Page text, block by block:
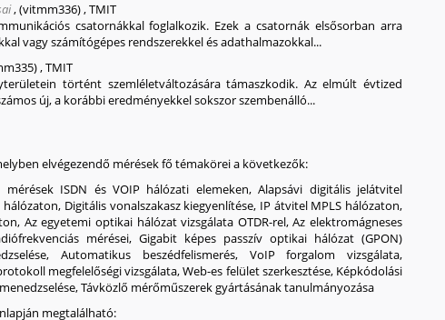
,(vitmm336),TMIT
csatornákkal foglalkozik. Ezek a csatornák elsősorban arra
vagy számítógépes rendszerekkel és adathalmazokkal...
,TMIT
történt szemléletváltozására támaszkodik. Az elmúlt évtized
új, a korábbi eredményekkel sokszor szembenálló...
elvégezendő mérések fő témakörei a következők:
ISDN és VOIP hálózati elemeken, Alapsávi digitális jelátvitel
Digitális vonalszakasz kiegyenlítése, IP átvitel MPLS hálózaton,
Az egyetemi optikai hálózat vizsgálata OTDR-rel, Az elektromágneses
mérései, Gigabit képes passzív optikai hálózat (GPON)
Automatikus beszédfelismerés, VoIP forgalom vizsgálata,
megfelelőségi vizsgálata, Web-es felület szerkesztése, Képkódolási
Távközlő mérőműszerek gyártásának tanulmányozása
megtalálható: